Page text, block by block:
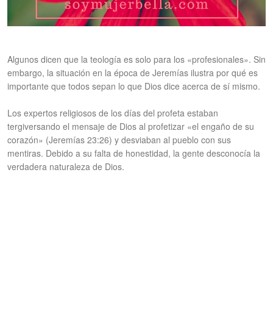
Algunos dicen que la teología es solo para los «profesionales». Sin
embargo, la situación en la época de Jeremías ilustra por qué es
importante que todos sepan lo que Dios dice acerca de sí mismo.
Los expertos religiosos de los días del profeta estaban
tergiversando el mensaje de Dios al profetizar «el engaño de su
corazón» (Jeremías 23:26) y desviaban al pueblo con sus
mentiras. Debido a su falta de honestidad, la gente desconocía la
verdadera naturaleza de Dios.